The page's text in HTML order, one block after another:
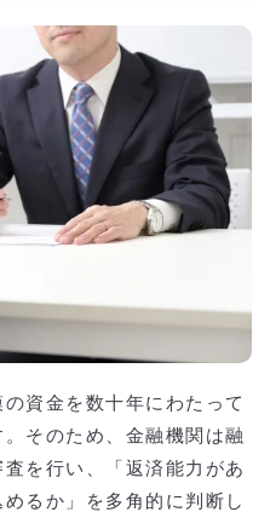
資金を数十年にわたって
そのため、金融機関は融
を行い、「返済能力があ
るか」を多角的に判断し